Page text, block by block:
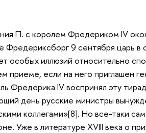
П. с королем Фредериком IV
Фредериксборг 9 сентября царь
особых иллюзий относительно
приеме, если на него приглашен
Фредерика IV воспринял эту
день русские министры
коллегами»[8]. Но все-таки
Уже в литературе XVIII века о